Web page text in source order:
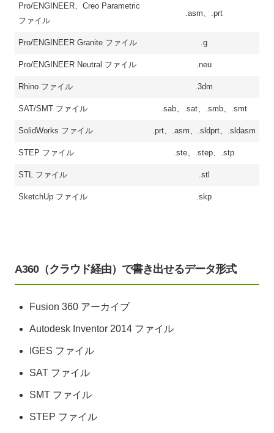
Pro/ENGINEER、Creo Parametric
ファイル
.asm、.prt
Pro/ENGINEER Granite ファイル .g
Pro/ENGINEER Neutral ファイル .neu
Rhino ファイル .3dm
SAT/SMT ファイル .sab、.sat、.smb、.smt
SolidWorks ファイル .prt、.asm、.sldprt、.sldasm
STEP ファイル .ste、.step、.stp
STL ファイル .stl
SketchUp ファイル .skp
A360（クラウド経由）で書き出せるデータ形式
Fusion 360 アーカイブ
Autodesk Inventor 2014 ファイル
IGES ファイル
SAT ファイル
SMT ファイル
STEP ファイル